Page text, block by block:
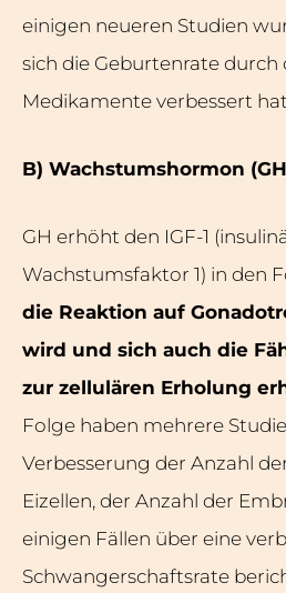
einigen neueren Studien
sich die Geburtenrate durch
Medikamente verbessert
B) Wachstumshormon
GH erhöht den IGF-1
Wachstumsfaktor 1) in den
die Reaktion auf
wird und sich auch die
zur zellulären Erholung
Folge haben mehrere
Verbesserung der Anzahl
Eizellen, der Anzahl der
einigen Fällen über eine
Schwangerschaftsrate